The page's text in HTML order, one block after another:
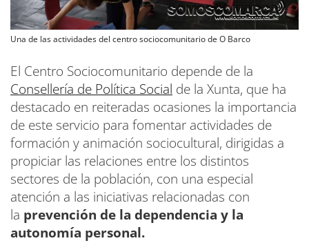
Una de las actividades del centro sociocomunitario de O Barco
El Centro Sociocomunitario depende de la
Consellería de Política Social de la Xunta, que ha
destacado en reiteradas ocasiones la importancia
de este servicio para fomentar actividades de
formación y animación sociocultural, dirigidas a
propiciar las relaciones entre los distintos
sectores de la población, con una especial
atención a las iniciativas relacionadas con
la prevención de la dependencia y la
autonomía personal.